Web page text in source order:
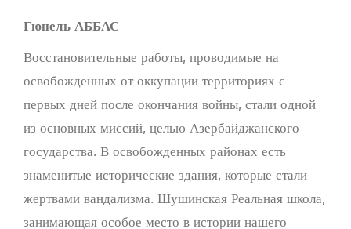
Гюнель АББАС
Восстановительные работы, проводимые на
освобожденных от оккупации территориях с
первых дней после окончания войны, стали одной
из основных миссий, целью Азербайджанского
государства. В освобожденных районах есть
знаменитые исторические здания, которые стали
жертвами вандализма. Шушинская Реальная школа,
занимающая особое место в истории нашего